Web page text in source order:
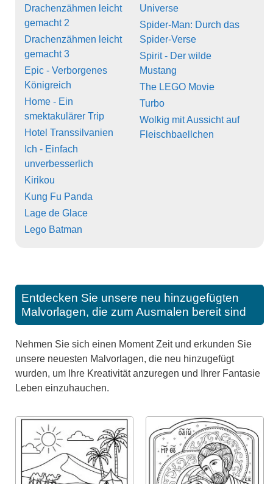
Drachenzähmen leicht
gemacht 2
Drachenzähmen leicht
gemacht 3
Epic - Verborgenes
Königreich
Home - Ein
smektakulärer Trip
Hotel Transsilvanien
Ich - Einfach
unverbesserlich
Kirikou
Kung Fu Panda
Lage de Glace
Lego Batman
Universe
Spider-Man: Durch das
Spider-Verse
Spirit - Der wilde
Mustang
The LEGO Movie
Turbo
Wolkig mit Aussicht auf
Fleischbaellchen
Entdecken Sie unsere neu hinzugefügten
Malvorlagen, die zum Ausmalen bereit sind
Nehmen Sie sich einen Moment Zeit und erkunden Sie
unsere neuesten Malvorlagen, die neu hinzugefügt
wurden, um Ihre Kreativität anzuregen und Ihrer Fantasie
Leben einzuhauchen.